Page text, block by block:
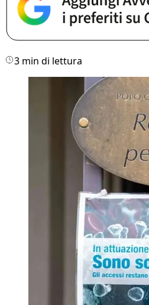
3 min di lettura